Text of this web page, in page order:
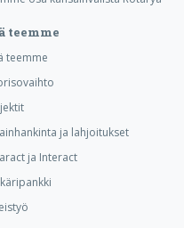
teemme
teemme
ja lahjoitukset
ja Interact